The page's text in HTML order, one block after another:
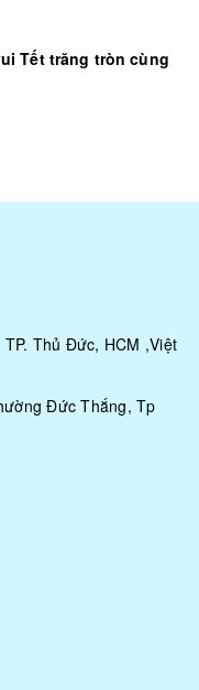
Tết trăng tròn cùng
Thủ Đức, HCM ,Việt
Đức Thắng, Tp